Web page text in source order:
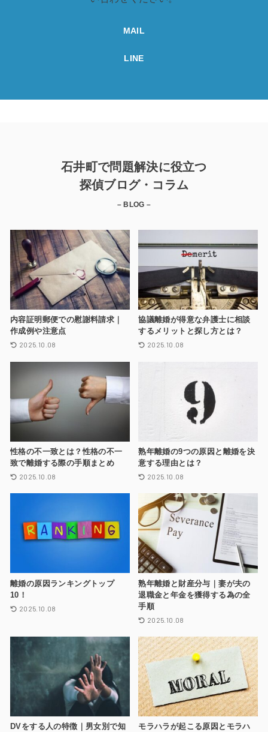
MAIL
LINE
石井町で問題解決に役立つ
探偵ブログ・コラム
– BLOG –
内容証明郵便での慰謝料請求｜
作成例や注意点
2025.10.08
協議離婚が得意な弁護士に相談
するメリットと探し方とは？
2025.10.08
性格の不一致とは？性格の不一
致で離婚する際の手順まとめ
2025.10.08
熟年離婚の9つの原因と離婚を決
意する理由とは？
2025.10.08
離婚の原因ランキングトップ
10！
2025.10.08
熟年離婚と財産分与｜妻が夫の
退職金と年金を獲得する為の全
手順
2025.10.08
DVをする人の特徴｜男女別で知
モラハラが起こる原因とモラハ